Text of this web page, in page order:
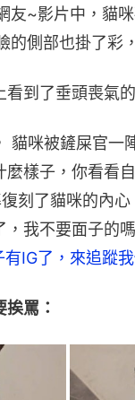
友~影片中，貓
的側部也掛了彩
到了垂頭喪氣
貓咪被鏟屎官一
麼樣子，你看看
刻了貓咪的內
，我不要面子的
IG了，來追蹤我
罵：